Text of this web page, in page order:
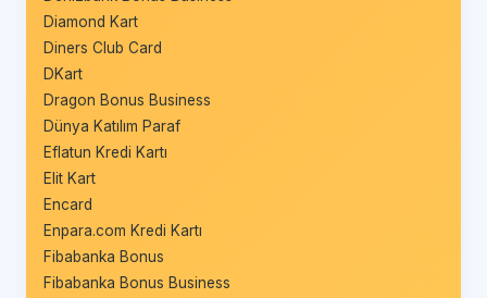
Diamond Kart
Diners Club Card
DKart
Dragon Bonus Business
Dünya Katılım Paraf
Eflatun Kredi Kartı
Elit Kart
Encard
Enpara.com Kredi Kartı
Fibabanka Bonus
Fibabanka Bonus Business